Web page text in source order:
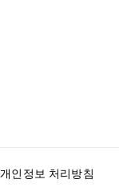
개인정보 처리방침